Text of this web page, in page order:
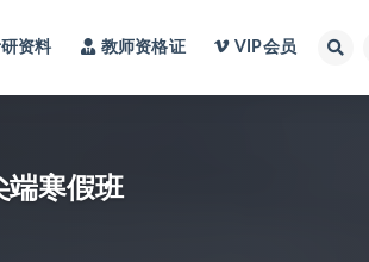
资料 教师资格证 VIP会员
端寒假班